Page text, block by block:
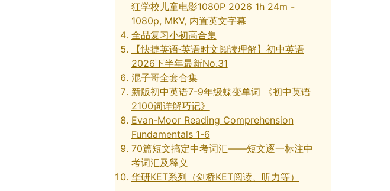
狂学校儿童电影1080P 2026 1h 24m -
1080p, MKV, 内置英文字幕
全品复习小初高合集
【快捷英语·英语时文阅读理解】初中英语
2026下半年最新No.31
混子哥全套合集
新版初中英语7-9年级蝶变单词 《初中英语
2100词详解巧记》
Evan-Moor Reading Comprehension
Fundamentals 1-6
70篇短文搞定中考词汇——短文逐一标注中
考词汇及释义
华研KET系列（剑桥KET阅读、听力等）